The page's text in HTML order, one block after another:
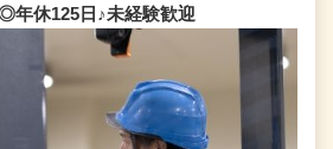
休125日♪未経験歓迎